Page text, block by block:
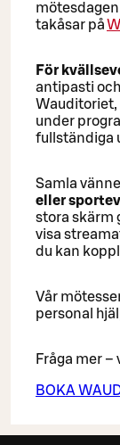
takåsar på
För
antipasti
Wauditoriet,
under
fullständiga
Samla
eller
stora skärm
visa
du kan
Vår
personal
Fråga mer
BOKA